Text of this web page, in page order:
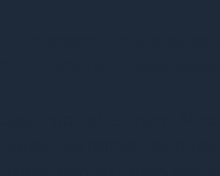
Bitte beachten Sie,
11.10.2023 an
Das Tropical Tsunami